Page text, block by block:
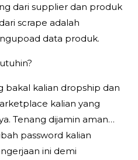
dari supplier dan produk
scrape adalah
data produk.
bakal kalian dropship dan
kalian yang
Tenang dijamin aman…
password kalian
ini demi